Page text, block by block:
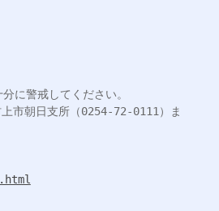
に警戒してください。
市朝日支所（0254-72-0111）ま